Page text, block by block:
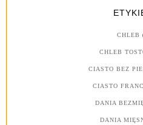
CHLEB
CHLEB
CIASTO BEZ
CIASTO
DANIA
DANIA